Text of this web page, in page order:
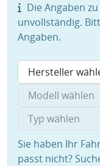
Die Angaben
unvollständig.
Angaben.
Sie haben Ihr
passt nicht?